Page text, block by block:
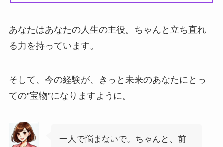
あなたはあなたの人生の主役。ちゃんと立ち直れ
る力を持っています。
そして、今の経験が、きっと未来のあなたにとっ
ての”宝物”になりますように。
一人で悩まないで。ちゃんと、前